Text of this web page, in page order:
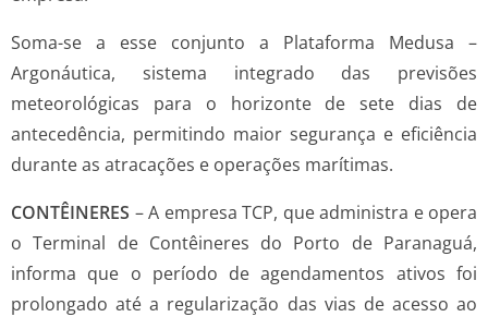
Soma-se a esse conjunto a Plataforma Medusa –
Argonáutica, sistema integrado das previsões
meteorológicas para o horizonte de sete dias de
antecedência, permitindo maior segurança e eficiência
durante as atracações e operações marítimas.
CONTÊINERES – A empresa TCP, que administra e opera
o Terminal de Contêineres do Porto de Paranaguá,
informa que o período de agendamentos ativos foi
prolongado até a regularização das vias de acesso ao